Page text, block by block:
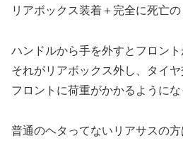
リアボックス装着＋完全に死亡
ハンドルから手を外すとフロン
それがリアボックス外し、タイ
フロントに荷重がかかるように
普通のヘタってないリアサスの